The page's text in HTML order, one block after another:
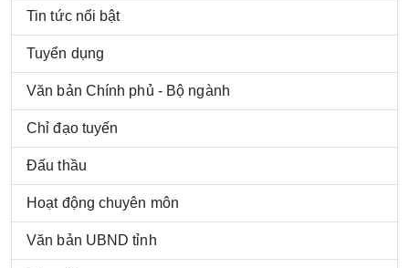
Tin tức nổi bật
Tuyển dụng
Văn bản Chính phủ - Bộ ngành
Chỉ đạo tuyến
Đấu thầu
Hoạt động chuyên môn
Văn bản UBND tỉnh